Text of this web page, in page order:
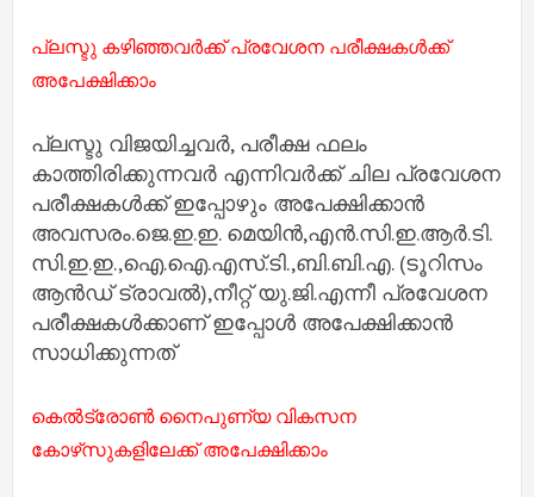
പ്ലസ്ടു കഴിഞ്ഞവര്‍ക്ക് പ്രവേശന പരീക്ഷകള്‍ക്ക്
അപേക്ഷിക്കാം
പ്ലസ്ടു വിജയിച്ചവര്‍, പരീക്ഷ ഫലം
കാത്തിരിക്കുന്നവര്‍ എന്നിവര്‍ക്ക് ചില പ്രവേശന
പരീക്ഷകള്‍ക്ക് ഇപ്പോഴും അപേക്ഷിക്കാന്‍
അവസരം.ജെ.ഇ.ഇ. മെയിന്‍,എന്‍.സി.ഇ.ആര്‍.ടി.
സി.ഇ.ഇ.,ഐ.ഐ.എസ്.ടി.,ബി.ബി.എ. (ടൂറിസം
ആന്‍ഡ് ട്രാവല്‍),നീറ്റ് യു.ജി.എന്നീ പ്രവേശന
പരീക്ഷകള്‍ക്കാണ് ഇപ്പോൾ അപേക്ഷിക്കാൻ
സാധിക്കുന്നത്
കെല്‍ട്രോണ്‍ നൈപുണ്യ വികസന
കോഴ്‌സുകളിലേക്ക് അപേക്ഷിക്കാം